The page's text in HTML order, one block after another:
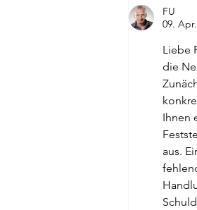
FU
09.
Liebe
die
Ihnen
aus.